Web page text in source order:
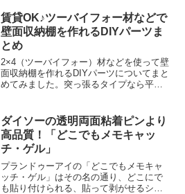
もそれぞれに特徴があって魅力的です。
賃貸OK♪ツーバイフォー材などで
壁面収納棚を作れるDIYパーツま
とめ
2×4（ツーバイフォー）材などを使って壁
面収納棚を作れるDIYパーツについてまと
めてみました。突っ張るタイプなら平安
対応できます。それよりもイチオシはア
イワ金属のスタンドバーとニューヒカリ
のウォールベース。石膏ボードに直接固
定するので倒れてくる心配がありませ
ん。
ダイソーの透明両面粘着ピンより
高品質！「どこでもメモキャッ
チ・ゲル」
プランドゥーアイの「どこでもメモキャ
ッチ・ゲル」はその名の通り、どこにで
も貼り付けられる、貼って剥がせるシー